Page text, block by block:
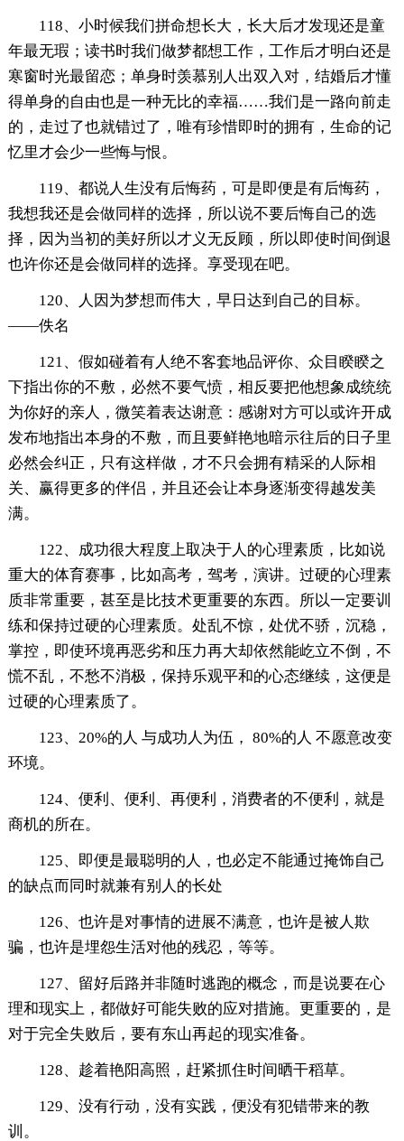
118、小时候我们拼命想长大，长大后才发现还是童
年最无瑕；读书时我们做梦都想工作，工作后才明白还是
寒窗时光最留恋；单身时羡慕别人出双入对，结婚后才懂
得单身的自由也是一种无比的幸福……我们是一路向前走
的，走过了也就错过了，唯有珍惜即时的拥有，生命的记
忆里才会少一些悔与恨。
119、都说人生没有后悔药，可是即便是有后悔药，
我想我还是会做同样的选择，所以说不要后悔自己的选
择，因为当初的美好所以才义无反顾，所以即使时间倒退
也许你还是会做同样的选择。享受现在吧。
120、人因为梦想而伟大，早日达到自己的目标。
——佚名
121、假如碰着有人绝不客套地品评你、众目睽睽之
下指出你的不敷，必然不要气愤，相反要把他想象成统统
为你好的亲人，微笑着表达谢意：感谢对方可以或许开成
发布地指出本身的不敷，而且要鲜艳地暗示往后的日子里
必然会纠正，只有这样做，才不只会拥有精采的人际相
关、赢得更多的伴侣，并且还会让本身逐渐变得越发美
满。
122、成功很大程度上取决于人的心理素质，比如说
重大的体育赛事，比如高考，驾考，演讲。过硬的心理素
质非常重要，甚至是比技术更重要的东西。所以一定要训
练和保持过硬的心理素质。处乱不惊，处优不骄，沉稳，
掌控，即使环境再恶劣和压力再大却依然能屹立不倒，不
慌不乱，不愁不消极，保持乐观平和的心态继续，这便是
过硬的心理素质了。
123、20%的人 与成功人为伍， 80%的人 不愿意改变
环境。
124、便利、便利、再便利，消费者的不便利，就是
商机的所在。
125、即便是最聪明的人，也必定不能通过掩饰自己
的缺点而同时就兼有别人的长处
126、也许是对事情的进展不满意，也许是被人欺
骗，也许是埋怨生活对他的残忍，等等。
127、留好后路并非随时逃跑的概念，而是说要在心
理和现实上，都做好可能失败的应对措施。更重要的，是
对于完全失败后，要有东山再起的现实准备。
128、趁着艳阳高照，赶紧抓住时间晒干稻草。
129、没有行动，没有实践，便没有犯错带来的教
训。